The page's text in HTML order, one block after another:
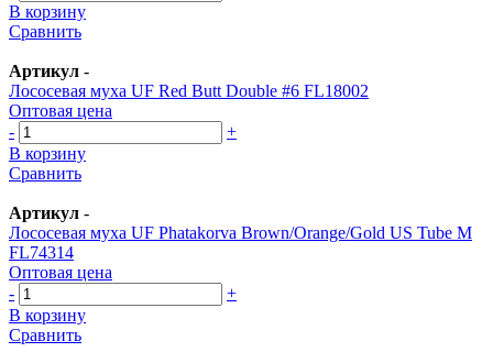
В корзину
Сравнить
Артикул -
Лососевая муха UF Red Butt Double #6 FL18002
Оптовая цена
-
+
В корзину
Сравнить
Артикул -
Лососевая муха UF Phatakorva Brown/Orange/Gold US Tube M
FL74314
Оптовая цена
-
+
В корзину
Сравнить